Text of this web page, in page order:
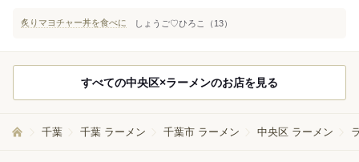
炙りマヨチャー丼を食べに しょうご♡ひろこ（13）
すべての中央区×ラーメンのお店を見る
千葉 千葉 ラーメン 千葉市 ラーメン 中央区 ラーメン